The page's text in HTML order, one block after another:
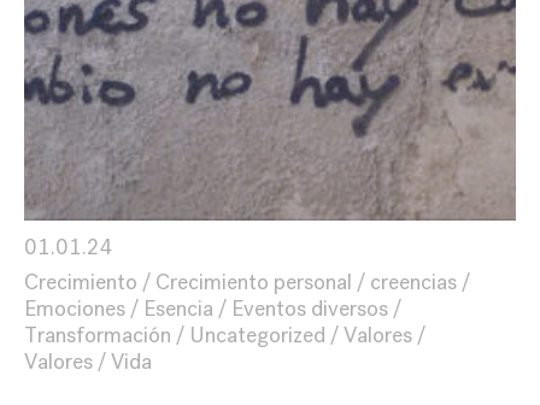
01.01.24
Crecimiento
Crecimiento personal
creencias
Emociones
Esencia
Eventos diversos
Transformación
Uncategorized
Valores
Valores
Vida